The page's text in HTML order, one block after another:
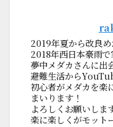
2019年夏から改良
2018年西日本豪雨
夢中メダカさんに出
避難生活から
初心者がメダカを楽
まいります！
よろしくお願いします
楽に楽しくがモット